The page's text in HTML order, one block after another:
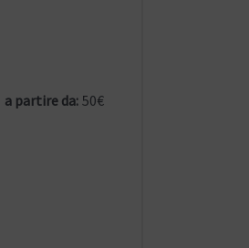
a partire da: 50€